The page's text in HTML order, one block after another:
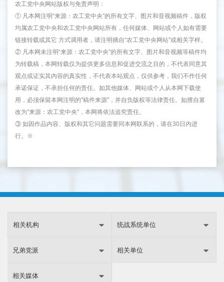
农工党中央网站版权与免责声明：
① 凡本网注明“来源：农工党中央”的所有文字、图片和音视频稿件，版权
均属农工党中央和农工党中央网站所有，任何媒体、网站或个人如有需要
链接转载或其它 方式调用者，请注明摘自“农工党中央网站”或相关字样。
② 凡本网未注明“来源：农工党中央”的所有文字、图片和音视频等稿件均
为转载稿，本网转载仅为提供更多信息和促进交流之目的，不代表同意其
观点或证实其内容的真实性，不代表本站观点，仅供参考，我们不作任何
承诺保证，不承担任何的责任。如其他媒体、网站或个人从本网下载使
用，必须保留本网注明的"稿件来源"，并自负版权等法律责任。如擅自篡
改为"来源：农工党中央"，本网将依法追究责任。
③ 如因作品内容、版权和其它问题需要同本网联系的，请在30日内进
行。※
相关机构 统战系统单位
兄弟党派 相关单位
相关媒体